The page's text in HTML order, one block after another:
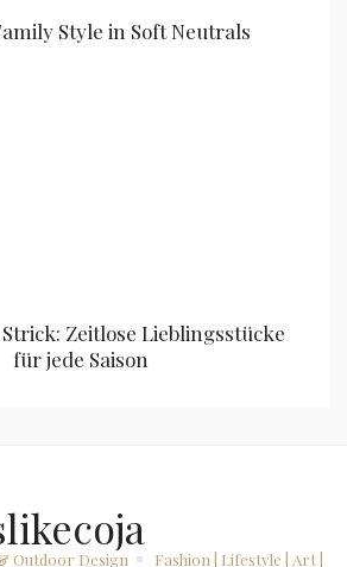
Style in Soft Neutrals
Zeitlose Lieblingsstücke
für jede Saison
Outdoor Design
Fashion | Lifestyle | Art |